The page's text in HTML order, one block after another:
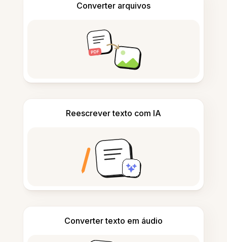
Converter arquivos
Reescrever texto com IA
Converter texto em áudio